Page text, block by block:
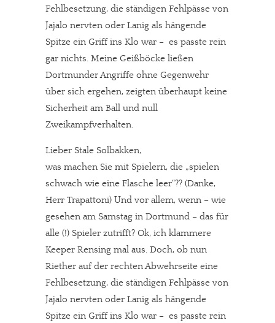
Fehlbesetzung, die ständigen Fehlpässe von
Jajalo nervten oder Lanig als hängende
Spitze ein Griff ins Klo war – es passte rein
gar nichts. Meine Geißböcke ließen
Dortmunder Angriffe ohne Gegenwehr
über sich ergehen, zeigten überhaupt keine
Sicherheit am Ball und null
Zweikampfverhalten.
Lieber Stale Solbakken,
was machen Sie mit Spielern, die „spielen
schwach wie eine Flasche leer“?? (Danke,
Herr Trapattoni) Und vor allem, wenn – wie
gesehen am Samstag in Dortmund – das für
alle (!) Spieler zutrifft? Ok, ich klammere
Keeper Rensing mal aus. Doch, ob nun
Riether auf der rechten Abwehrseite eine
Fehlbesetzung, die ständigen Fehlpässe von
Jajalo nervten oder Lanig als hängende
Spitze ein Griff ins Klo war – es passte rein